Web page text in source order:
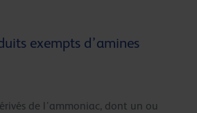
exempts d’amines
de l’ammoniac, dont un ou